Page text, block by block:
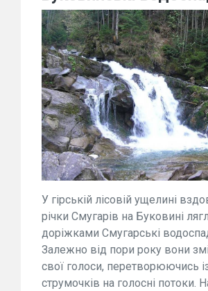
У гірській лісовій ущелині
річки Смугарів на Буковині
доріжками Смугарські
Залежно від пори року вони
свої голоси, перетворюючись
струмочків на голосні потоки.